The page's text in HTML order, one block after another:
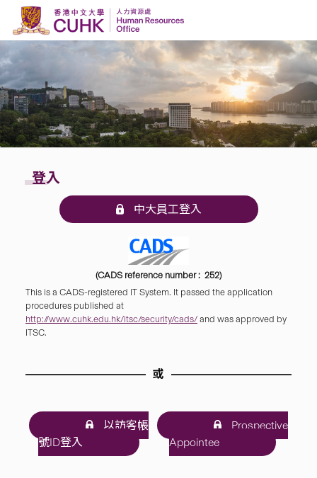
Skip to content
登入
中大員工登入
(CADS reference number : 252)
This is a CADS-registered IT System. It passed the application
procedures published at
http://www.cuhk.edu.hk/itsc/security/cads/ and was approved by
ITSC.
或
以訪客帳
號ID登入
Prospective
Appointee